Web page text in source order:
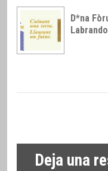
D*na
Deja una